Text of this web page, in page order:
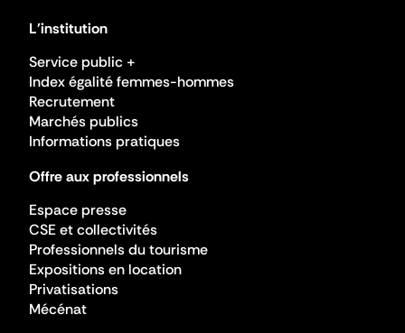
L'institution
Service public +
Index égalité femmes-hommes
Recrutement
Marchés publics
Informations pratiques
Offre aux professionnels
Espace presse
CSE et collectivités
Professionnels du tourisme
Expositions en location
Privatisations
Mécénat